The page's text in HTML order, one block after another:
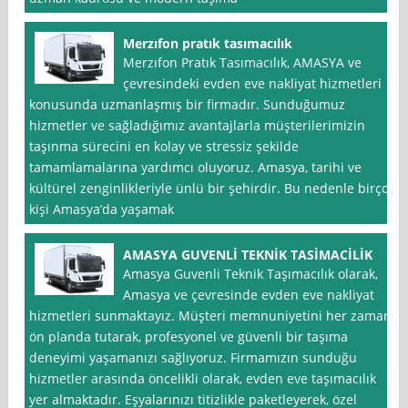
Merzıfon pratık tasımacılık
Merzıfon Pratık Tasımacılık, AMASYA ve
çevresindeki evden eve nakliyat hizmetleri
konusunda uzmanlaşmış bir firmadır. Sunduğumuz
hizmetler ve sağladığımız avantajlarla müşterilerimizin
taşınma sürecini en kolay ve stressiz şekilde
tamamlamalarına yardımcı oluyoruz. Amasya, tarihi ve
kültürel zenginlikleriyle ünlü bir şehirdir. Bu nedenle birçok
kişi Amasya’da yaşamak
AMASYA GUVENLİ TEKNİK TASİMACİLİK
Amasya Guvenli Teknik Taşımacılık olarak,
Amasya ve çevresinde evden eve nakliyat
hizmetleri sunmaktayız. Müşteri memnuniyetini her zaman
ön planda tutarak, profesyonel ve güvenli bir taşıma
deneyimi yaşamanızı sağlıyoruz. Firmamızın sunduğu
hizmetler arasında öncelikli olarak, evden eve taşımacılık
yer almaktadır. Eşyalarınızı titizlikle paketleyerek, özel